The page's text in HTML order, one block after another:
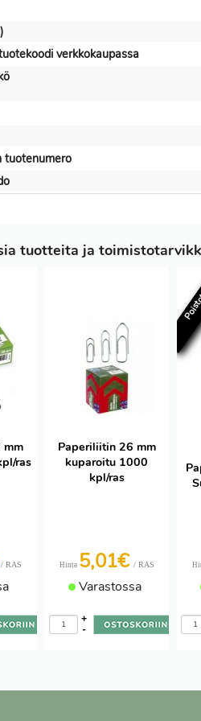
verkkokaupassa
tuotenumero
tuotteita ja
mm
ras
/ RAS
Paperiliitin 26 mm
kuparoitu 1000
kpl/ras
Hinta 5,01€ / RAS
Varastossa
-
+